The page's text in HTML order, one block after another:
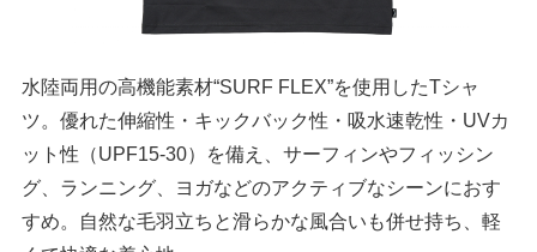
水陸両用の高機能素材“SURF FLEX”を使用したTシャ
ツ。優れた伸縮性・キックバック性・吸水速乾性・UVカ
ット性（UPF15-30）を備え、サーフィンやフィッシン
グ、ランニング、ヨガなどのアクティブなシーンにおす
すめ。自然な毛羽立ちと滑らかな風合いも併せ持ち、軽